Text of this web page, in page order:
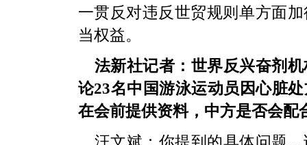
一贯反对违反世贸规则单方面
当权益。
法新社记者：世界反兴奋剂
论23名中国游泳运动员因心脏
在会前提供资料，中方是否会配